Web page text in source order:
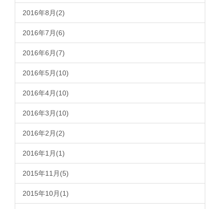
2016年8月(2)
2016年7月(6)
2016年6月(7)
2016年5月(10)
2016年4月(10)
2016年3月(10)
2016年2月(2)
2016年1月(1)
2015年11月(5)
2015年10月(1)